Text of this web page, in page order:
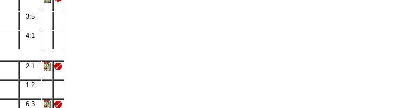
3:5
4:1
2:1
1:2
6:3